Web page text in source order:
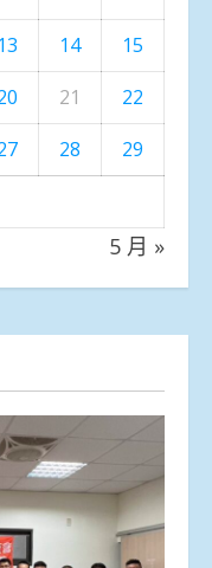
13 14
15
21
22
28
29
5 月 »